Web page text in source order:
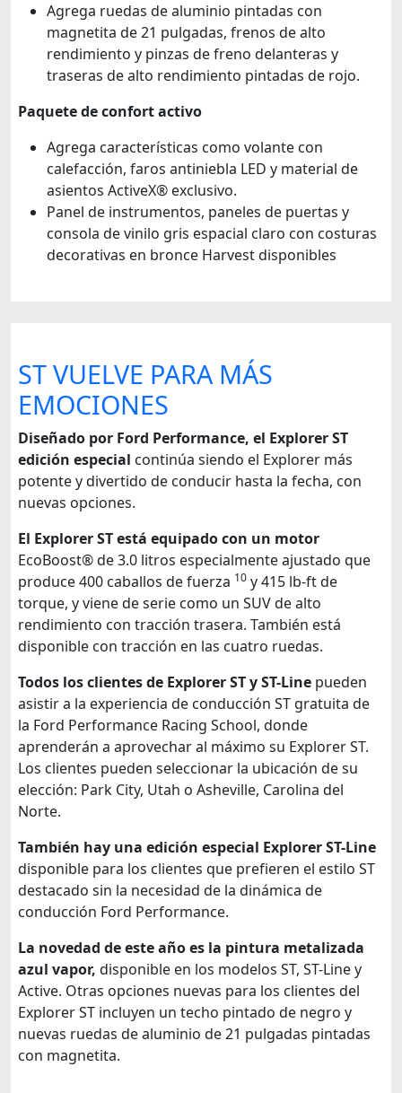
Agrega ruedas de aluminio pintadas con
magnetita de 21 pulgadas, frenos de alto
rendimiento y pinzas de freno delanteras y
traseras de alto rendimiento pintadas de rojo.
Paquete de confort activo
Agrega características como volante con
calefacción, faros antiniebla LED y material de
asientos ActiveX® exclusivo.
Panel de instrumentos, paneles de puertas y
consola de vinilo gris espacial claro con costuras
decorativas en bronce Harvest disponibles
ST VUELVE PARA MÁS
EMOCIONES
Diseñado por Ford Performance, el Explorer ST
edición especial continúa siendo el Explorer más
potente y divertido de conducir hasta la fecha, con
nuevas opciones.
El Explorer ST está equipado con un motor
EcoBoost® de 3.0 litros especialmente ajustado que
produce 400 caballos de fuerza 10 y 415 lb-ft de
torque, y viene de serie como un SUV de alto
rendimiento con tracción trasera. También está
disponible con tracción en las cuatro ruedas.
Todos los clientes de Explorer ST y ST-Line pueden
asistir a la experiencia de conducción ST gratuita de
la Ford Performance Racing School, donde
aprenderán a aprovechar al máximo su Explorer ST.
Los clientes pueden seleccionar la ubicación de su
elección: Park City, Utah o Asheville, Carolina del
Norte.
También hay una edición especial Explorer ST-Line
disponible para los clientes que prefieren el estilo ST
destacado sin la necesidad de la dinámica de
conducción Ford Performance.
La novedad de este año es la pintura metalizada
azul vapor, disponible en los modelos ST, ST-Line y
Active. Otras opciones nuevas para los clientes del
Explorer ST incluyen un techo pintado de negro y
nuevas ruedas de aluminio de 21 pulgadas pintadas
con magnetita.